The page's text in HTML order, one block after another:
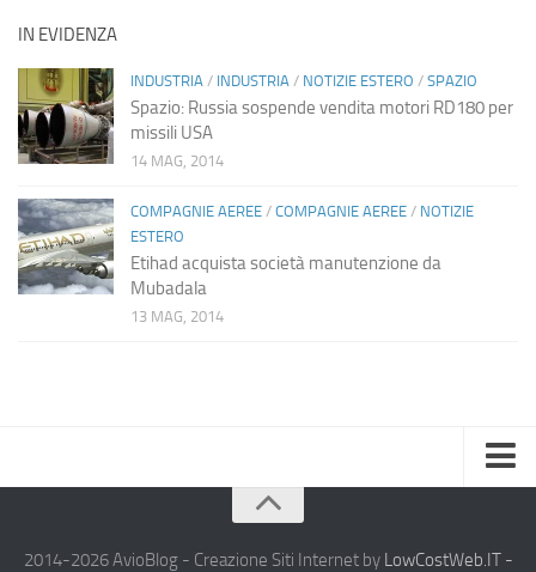
IN EVIDENZA
INDUSTRIA / INDUSTRIA / NOTIZIE ESTERO / SPAZIO
Spazio: Russia sospende vendita motori RD180 per
missili USA
14 MAG, 2014
COMPAGNIE AEREE / COMPAGNIE AEREE / NOTIZIE
ESTERO
Etihad acquista società manutenzione da
Mubadala
13 MAG, 2014
Chi Siamo
2014-2026 AvioBlog - Creazione Siti Internet by LowCostWeb.IT -